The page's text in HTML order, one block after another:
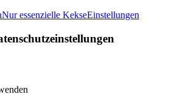
Nur essenzielle KekseEinstellungen